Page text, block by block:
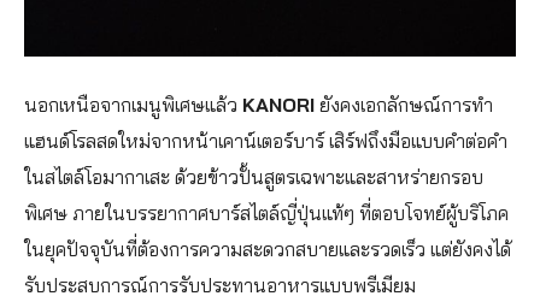
นอกเหนือจากเมนูพิเศษแล้ว KANORI ยังคงเอกลักษณ์การทำ
แฮนด์โรลสดใหม่จากหน้าเคาน์เตอร์บาร์ เสิร์ฟถึงมือแบบคำต่อคำ
ในสไตล์โอมากาเสะ ด้วยข้าวปั้นสูตรเฉพาะและสาหร่ายกรอบ
พิเศษ ภายในบรรยากาศบาร์สไตล์ญี่ปุ่นแท้ๆ ที่ตอบโจทย์ผู้บริโภค
ในยุคปัจจุบันที่ต้องการความสะดวกสบายและรวดเร็ว แต่ยังคงได้
รับประสบการณ์การรับประทานอาหารแบบพรีเมียม